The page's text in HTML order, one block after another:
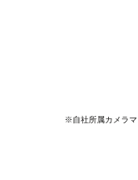
※自社所属カメラマ